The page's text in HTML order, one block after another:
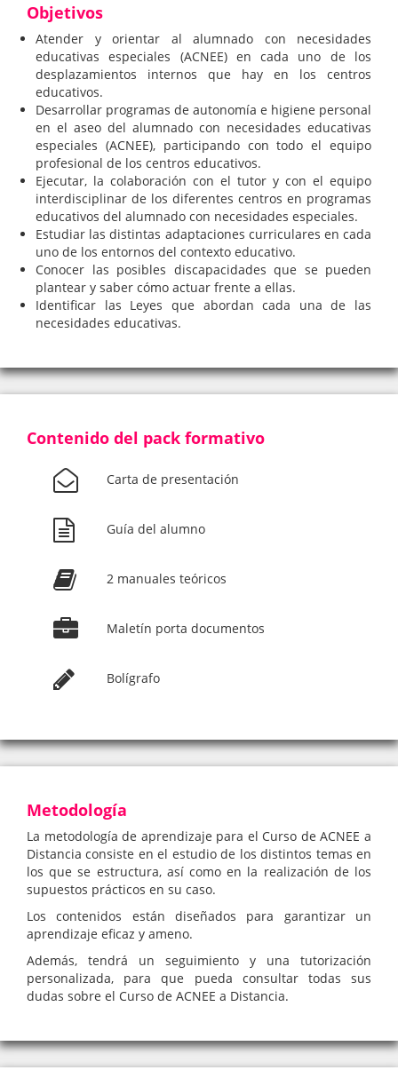
Objetivos
Atender y orientar al alumnado con necesidades
educativas especiales (ACNEE) en cada uno de los
desplazamientos internos que hay en los centros
educativos.
Desarrollar programas de autonomía e higiene personal
en el aseo del alumnado con necesidades educativas
especiales (ACNEE), participando con todo el equipo
profesional de los centros educativos.
Ejecutar, la colaboración con el tutor y con el equipo
interdisciplinar de los diferentes centros en programas
educativos del alumnado con necesidades especiales.
Estudiar las distintas adaptaciones curriculares en cada
uno de los entornos del contexto educativo.
Conocer las posibles discapacidades que se pueden
plantear y saber cómo actuar frente a ellas.
Identificar las Leyes que abordan cada una de las
necesidades educativas.
Contenido del pack formativo
Carta de presentación
Guía del alumno
2 manuales teóricos
Maletín porta documentos
Bolígrafo
Metodología
La metodología de aprendizaje para el Curso de ACNEE a
Distancia consiste en el estudio de los distintos temas en
los que se estructura, así como en la realización de los
supuestos prácticos en su caso.
Los contenidos están diseñados para garantizar un
aprendizaje eficaz y ameno.
Además, tendrá un seguimiento y una tutorización
personalizada, para que pueda consultar todas sus
dudas sobre el Curso de ACNEE a Distancia.